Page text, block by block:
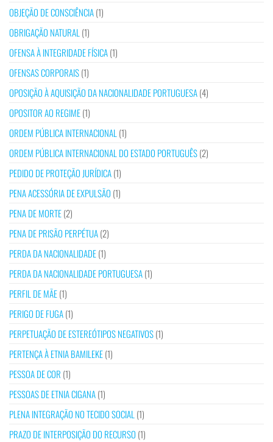
OBJEÇÃO DE CONSCIÊNCIA(1)
OBRIGAÇÃO NATURAL (1)
OFENSA À INTEGRIDADE FÍSICA(1)
OFENSAS CORPORAIS(1)
OPOSIÇÃO À AQUISIÇÃO DA NACIONALIDADE PORTUGUESA(4)
OPOSITOR AO REGIME(1)
ORDEM PÚBLICA INTERNACIONAL (1)
ORDEM PÚBLICA INTERNACIONAL DO ESTADO PORTUGUÊS(2)
PEDIDO DE PROTEÇÃO JURÍDICA(1)
PENA ACESSÓRIA DE EXPULSÃO (1)
PENA DE MORTE(2)
PENA DE PRISÃO PERPÉTUA(2)
PERDA DA NACIONALIDADE(1)
PERDA DA NACIONALIDADE PORTUGUESA(1)
PERFIL DE MÃE(1)
PERIGO DE FUGA(1)
PERPETUAÇÃO DE ESTEREÓTIPOS NEGATIVOS(1)
PERTENÇA À ETNIA BAMILEKE(1)
PESSOA DE COR (1)
PESSOAS DE ETNIA CIGANA(1)
PLENA INTEGRAÇÃO NO TECIDO SOCIAL (1)
PRAZO DE INTERPOSIÇÃO DO RECURSO (1)